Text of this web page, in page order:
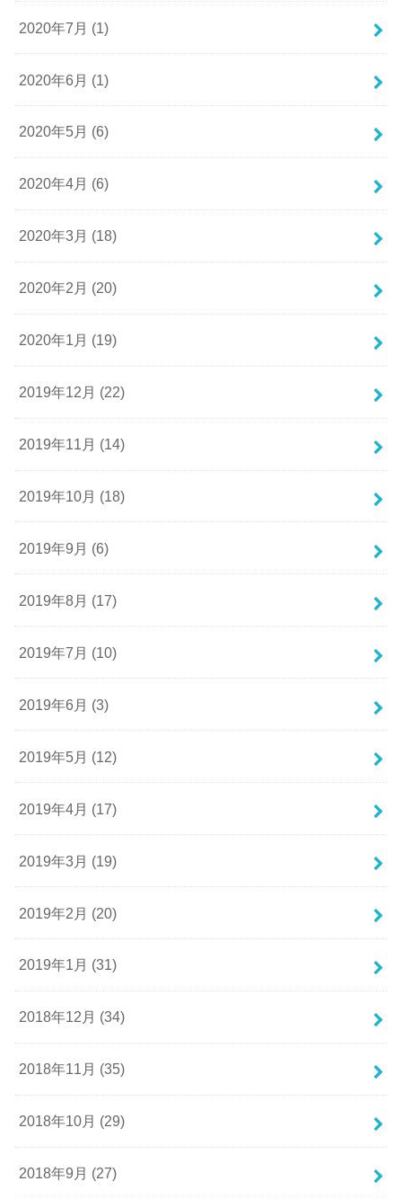
2020年7月 (1)
2020年6月 (1)
2020年5月 (6)
2020年4月 (6)
2020年3月 (18)
2020年2月 (20)
2020年1月 (19)
2019年12月 (22)
2019年11月 (14)
2019年10月 (18)
2019年9月 (6)
2019年8月 (17)
2019年7月 (10)
2019年6月 (3)
2019年5月 (12)
2019年4月 (17)
2019年3月 (19)
2019年2月 (20)
2019年1月 (31)
2018年12月 (34)
2018年11月 (35)
2018年10月 (29)
2018年9月 (27)